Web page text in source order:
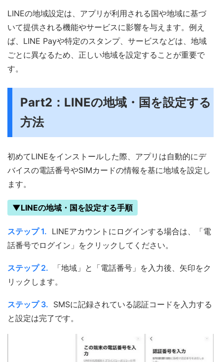
LINEの地域設定は、アプリが利用される国や地域に基づ
いて提供される機能やサービスに影響を与えます。例え
ば、LINE Payや特定のスタンプ、サービスなどは、地域
ごとに異なるため、正しい地域を設定することが重要で
す。
Part2：LINEの地域・国を設定する
方法
初めてLINEをインストールした際、アプリは自動的にデ
バイスの電話番号やSIMカードの情報を基に地域を設定し
ます。
▼LINEの地域・国を設定する手順
ステップ 1. LINEアカウントにログインする場合は、「電
話番号でログイン」をクリックしてください。
ステップ 2.
「地域」と「電話番号」を入力後、矢印をク
リックします。
ステップ 3. SMSに記録されている認証コードを入力する
と設定は完了です。